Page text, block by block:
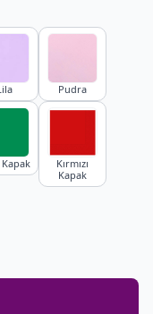
Pudra
Kapak
Kırmızı
Kapak